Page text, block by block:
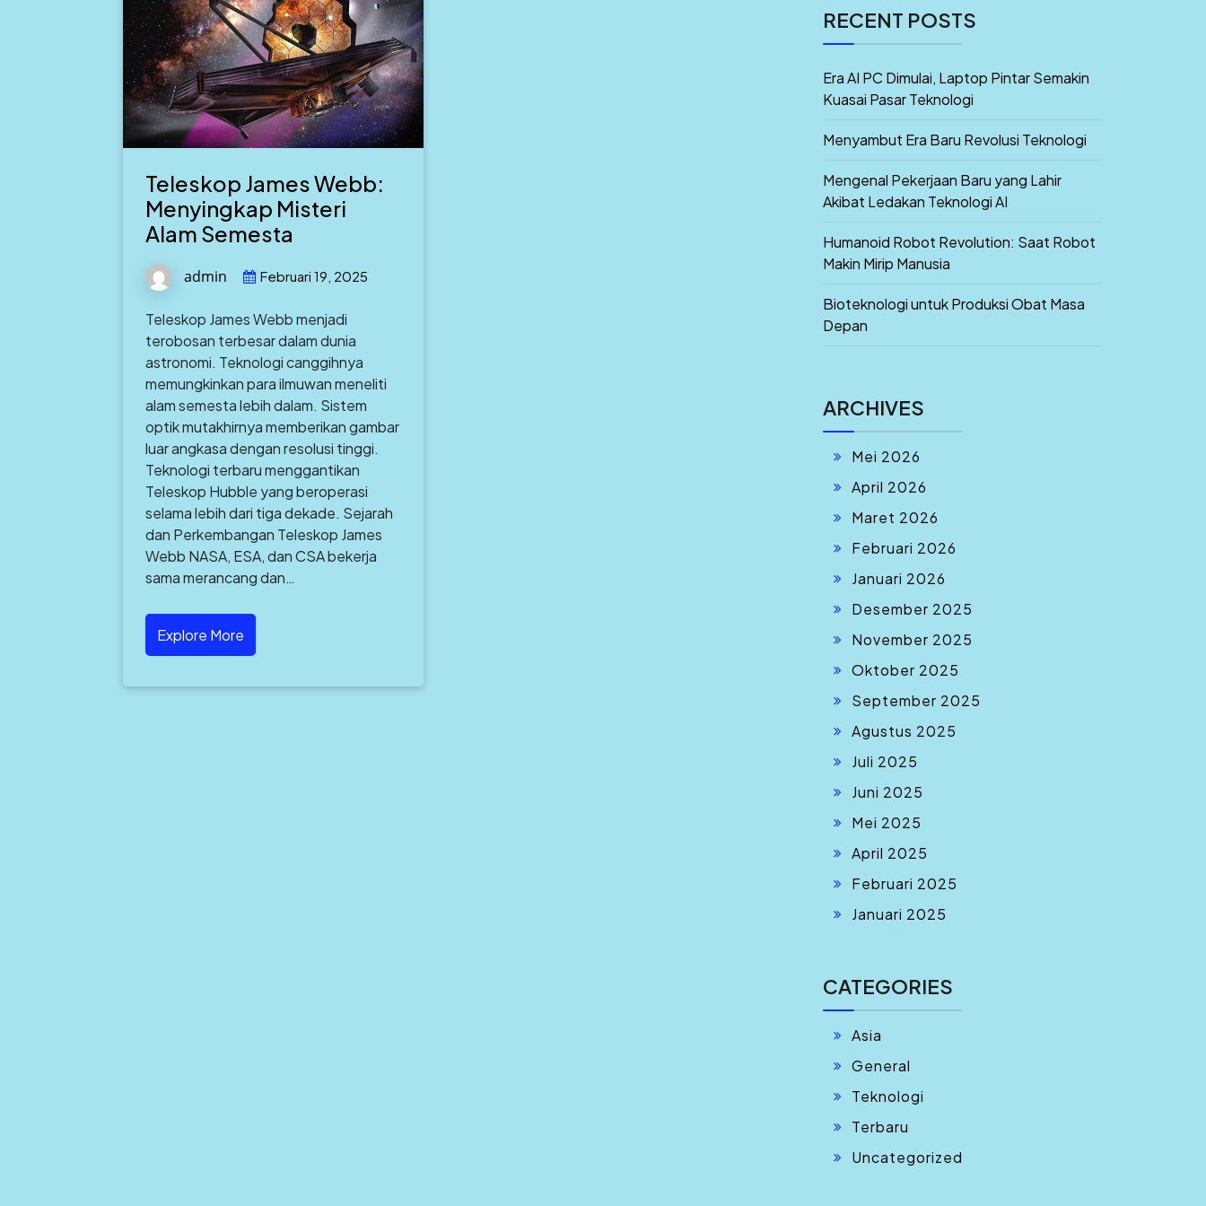
Teleskop James Webb:
Menyingkap Misteri
Alam Semesta
admin Februari 19, 2025
Teleskop James Webb menjadi
terobosan terbesar dalam dunia
astronomi. Teknologi canggihnya
memungkinkan para ilmuwan meneliti
alam semesta lebih dalam. Sistem
optik mutakhirnya memberikan gambar
luar angkasa dengan resolusi tinggi.
Teknologi terbaru menggantikan
Teleskop Hubble yang beroperasi
selama lebih dari tiga dekade. Sejarah
dan Perkembangan Teleskop James
Webb NASA, ESA, dan CSA bekerja
sama merancang dan…
Explore More
RECENT POSTS
Era AI PC Dimulai, Laptop Pintar Semakin
Kuasai Pasar Teknologi
Menyambut Era Baru Revolusi Teknologi
Mengenal Pekerjaan Baru yang Lahir
Akibat Ledakan Teknologi AI
Humanoid Robot Revolution: Saat Robot
Makin Mirip Manusia
Bioteknologi untuk Produksi Obat Masa
Depan
ARCHIVES
Mei 2026
April 2026
Maret 2026
Februari 2026
Januari 2026
Desember 2025
November 2025
Oktober 2025
September 2025
Agustus 2025
Juli 2025
Juni 2025
Mei 2025
April 2025
Februari 2025
Januari 2025
CATEGORIES
Asia
General
Teknologi
Terbaru
Uncategorized